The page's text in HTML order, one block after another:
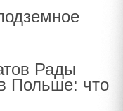
Рады
Польше: что